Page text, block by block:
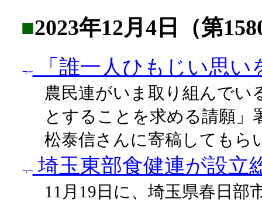
■2023年12月4日（第
「誰一人ひもじい思い
農民連がいま取り組んでい
とすることを求める請願」
松泰信さんに寄稿してもら
埼玉東部食健連が設立
11月19日に、埼玉県春日